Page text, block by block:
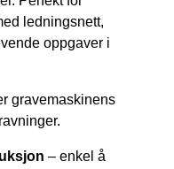
ledningsnett,
oppgaver i
gravemaskinens
– enkel å